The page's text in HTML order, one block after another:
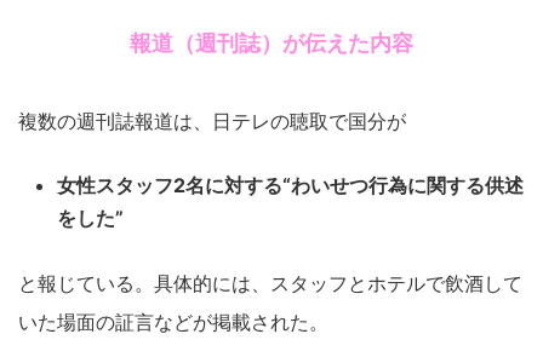
報道（週刊誌）が伝えた内容
複数の週刊誌報道は、日テレの聴取で国分が
女性スタッフ2名に対する“わいせつ行為に関する供述
をした”
と報じている。具体的には、スタッフとホテルで飲酒して
いた場面の証言などが掲載された。